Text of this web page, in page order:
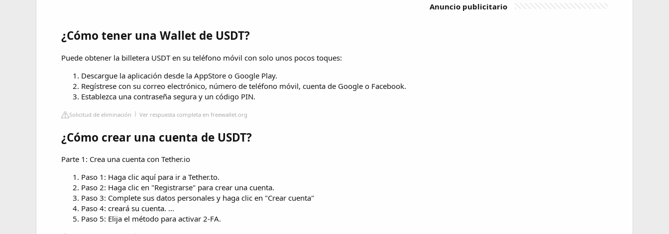
¿Cómo tener una Wallet de USDT?
Puede obtener la billetera USDT en su teléfono móvil con solo unos pocos toques:
Descargue la aplicación desde la AppStore o Google Play.
Regístrese con su correo electrónico, número de teléfono móvil, cuenta de Google o Facebook.
Establezca una contraseña segura y un código PIN.
Solicitud de eliminación Ver respuesta completa en freewallet.org
¿Cómo crear una cuenta de USDT?
Parte 1: Crea una cuenta con Tether.io
Paso 1: Haga clic aquí para ir a Tether.to.
Paso 2: Haga clic en "Registrarse" para crear una cuenta.
Paso 3: Complete sus datos personales y haga clic en "Crear cuenta"
Paso 4: creará su cuenta. ...
Paso 5: Elija el método para activar 2-FA.
Anuncio publicitario